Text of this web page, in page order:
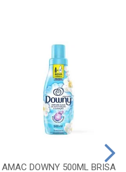
AMAC DOWNY 500ML BRISA